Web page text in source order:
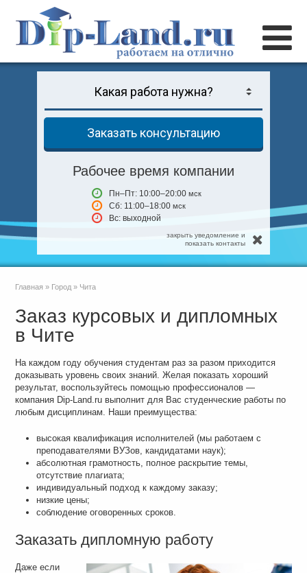
Заказать консультацию
Рабочее время компании
Пн–Пт: 10:00–20:00мск
Сб: 11:00–18:00мск
Вс: выходной
закрыть уведомление и
показать контакты
Главная » Город » Чита
Заказ курсовых и дипломных
в Чите
На каждом году обучения студентам раз за разом приходится
доказывать уровень своих знаний. Желая показать хороший
результат, воспользуйтесь помощью профессионалов —
компания Dip-Land.ru выполнит для Вас студенческие работы по
любым дисциплинам. Наши преимущества:
высокая квалификация исполнителей (мы работаем с
преподавателями ВУЗов, кандидатами наук);
абсолютная грамотность, полное раскрытие темы,
отсутствие плагиата;
индивидуальный подход к каждому заказу;
низкие цены;
соблюдение оговоренных сроков.
Заказать дипломную работу
Даже если